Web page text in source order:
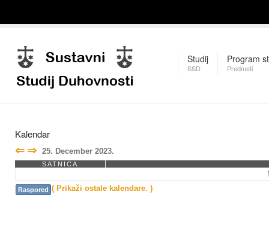
Studij
SSD
Program
Predmeti
Kalendar
⇐ ⇒ 25. December 2023.
SATNICA
Raspored ( Prikaži ostale kalendare. )